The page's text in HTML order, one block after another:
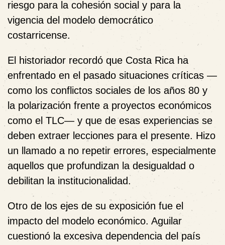
riesgo para la cohesión social y para la
vigencia del modelo democrático
costarricense.
El historiador recordó que Costa Rica ha
enfrentado en el pasado situaciones críticas —
como los conflictos sociales de los años 80 y
la polarización frente a proyectos económicos
como el TLC— y que de esas experiencias se
deben extraer lecciones para el presente. Hizo
un llamado a no repetir errores, especialmente
aquellos que profundizan la desigualdad o
debilitan la institucionalidad.
Otro de los ejes de su exposición fue el
impacto del modelo económico. Aguilar
cuestionó la excesiva dependencia del país